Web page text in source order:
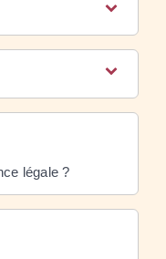
légale ?